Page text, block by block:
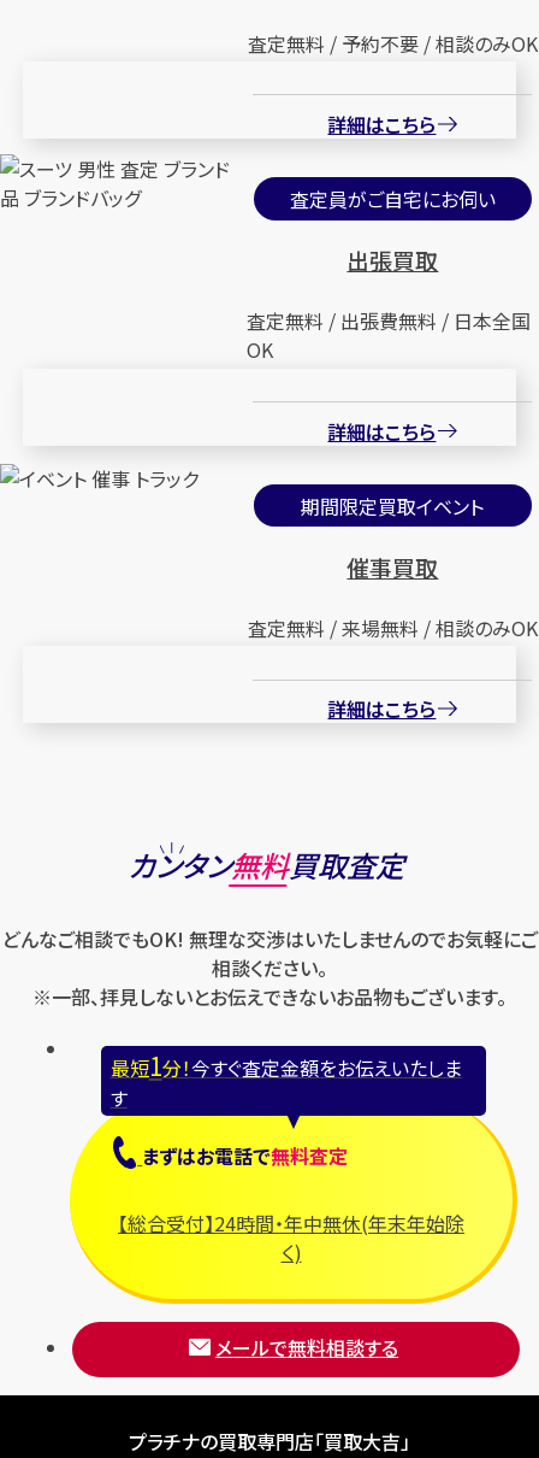
査定無料 / 予約不要 / 相談のみOK
詳細はこちら
査定員がご自宅にお伺い
出張買取
査定無料 / 出張費無料 / 日本全国
OK
詳細はこちら
期間限定買取イベント
催事買取
査定無料 / 来場無料 / 相談のみOK
詳細はこちら
カンタン無料買取査定
どんなご相談でもOK! 無理な交渉はいたしませんのでお気軽にご
相談ください。
※一部、拝見しないとお伝えできないお品物もございます。
最短1分！今すぐ査定金額をお伝えいたしま
す
まずはお電話で無料査定
【総合受付】24時間・年中無休(年末年始除
く)
メールで無料相談する
プラチナの買取専門店「買取大吉」